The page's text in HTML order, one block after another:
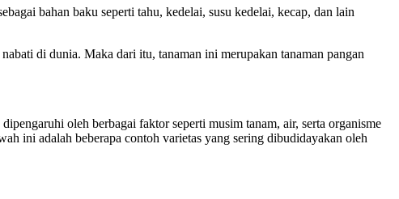
bahan baku seperti tahu, kedelai, susu kedelai, kecap, dan lain
di dunia. Maka dari itu, tanaman ini merupakan tanaman pangan
oleh berbagai faktor seperti musim tanam, air, serta organisme
ini adalah beberapa contoh varietas yang sering dibudidayakan oleh